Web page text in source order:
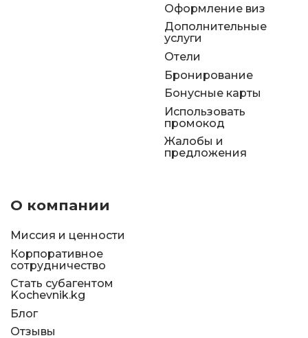
Оформление виз
Дополнительные
услуги
Отели
Бронирование
Бонусные карты
Использовать
промокод
Жалобы и
предложения
О компании
Миссия и ценности
Корпоративное
сотрудничество
Стать субагентом
Kochevnik.kg
Блог
Отзывы